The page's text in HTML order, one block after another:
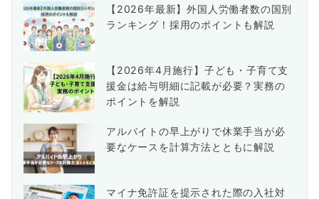
【2026年最新】外国人労働者数の国別
ランキング！採用のポイントも解説
【2026年4月施行】子ども・子育て支
援金は給与明細に記載が必要？実務の
ポイントを解説
アルバイトの早上がりで休業手当が必
要なケースを計算方法とともに解説
マイナ免許証を提示された際の入社対